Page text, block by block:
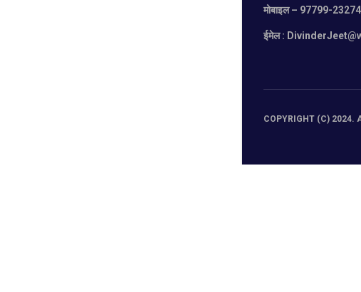
मोबाइल– 97799-23274
ईमेल :
COPYRIGHT (C) 2024.